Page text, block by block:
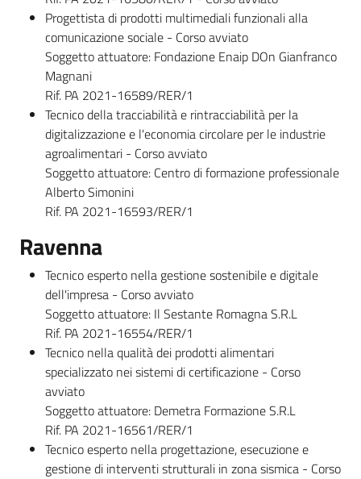
Progettista di prodotti multimediali funzionali alla
comunicazione sociale - Corso avviato
Soggetto attuatore: Fondazione Enaip DOn Gianfranco
Magnani
Rif. PA 2021-16589/RER/1
Tecnico della tracciabilità e rintracciabilità per la
digitalizzazione e l'economia circolare per le industrie
agroalimentari - Corso avviato
Soggetto attuatore: Centro di formazione professionale
Alberto Simonini
Rif. PA 2021-16593/RER/1
Ravenna
Tecnico esperto nella gestione sostenibile e digitale
dell'impresa - Corso avviato
Soggetto attuatore: Il Sestante Romagna S.R.L
Rif. PA 2021-16554/RER/1
Tecnico nella qualità dei prodotti alimentari
specializzato nei sistemi di certificazione - Corso
avviato
Soggetto attuatore: Demetra Formazione S.R.L
Rif. PA 2021-16561/RER/1
Tecnico esperto nella progettazione, esecuzione e
gestione di interventi strutturali in zona sismica - Corso